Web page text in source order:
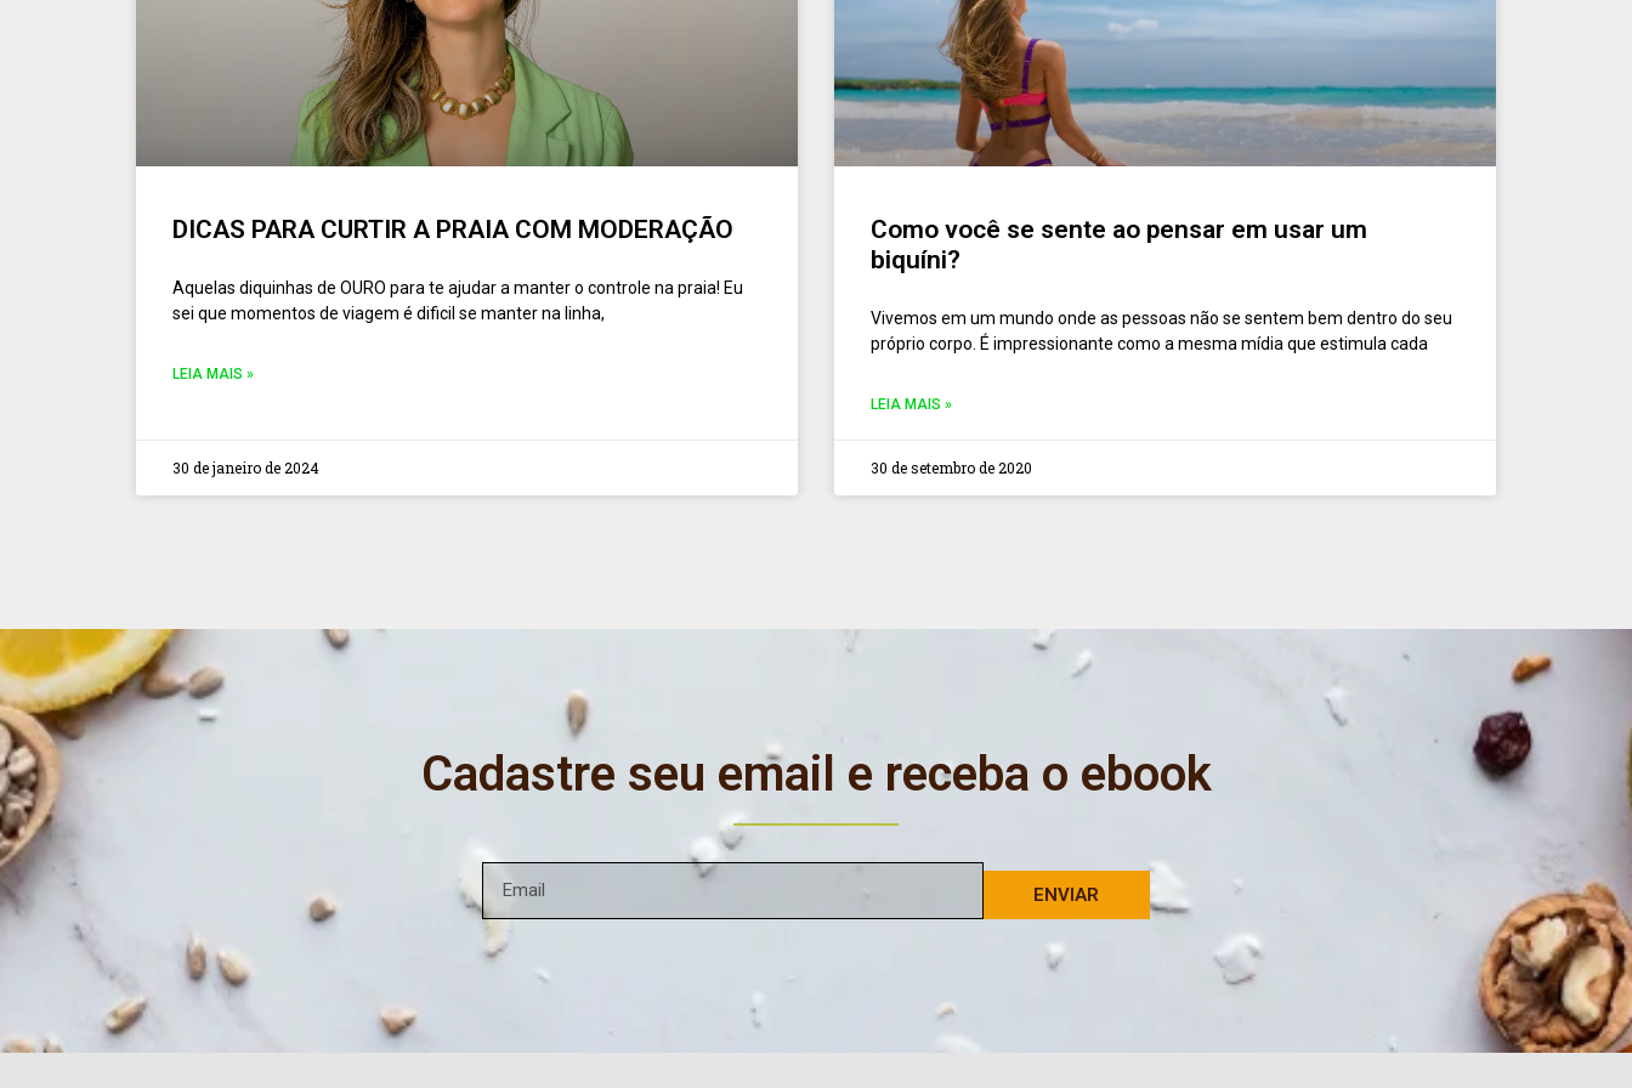
DICAS PARA CURTIR A PRAIA COM MODERAÇÃO
Aquelas diquinhas de OURO para te ajudar a manter o controle na praia! Eu
sei que momentos de viagem é dificil se manter na linha,
LEIA MAIS »
30 de janeiro de 2024
Como você se sente ao pensar em usar um
biquíni?
Vivemos em um mundo onde as pessoas não se sentem bem dentro do seu
próprio corpo. É impressionante como a mesma mídia que estimula cada
LEIA MAIS »
30 de setembro de 2020
Cadastre seu email e receba o ebook
ENVIAR